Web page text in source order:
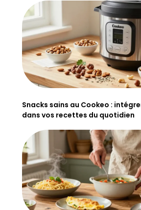
Snacks sains au Cookeo :
dans vos recettes du quotidien